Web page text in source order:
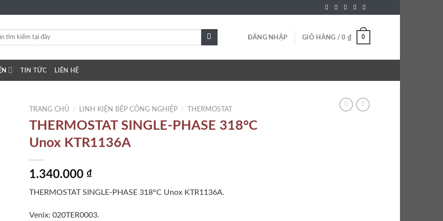
ĐĂNG NHẬP GIỎ HÀNG /0 ₫ 0
TIN TỨC LIÊN HỆ
TRANG CHỦ / LINH KIỆN BẾP CÔNG NGHIỆP / THERMOSTAT
THERMOSTAT SINGLE-PHASE 318°C
Unox KTR1136A
1.340.000 ₫
THERMOSTAT SINGLE-PHASE 318°C Unox KTR1136A.
Venix: 020TER0003.